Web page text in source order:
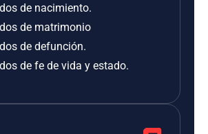
de nacimiento.
de matrimonio
de defunción.
de fe de vida y estado.